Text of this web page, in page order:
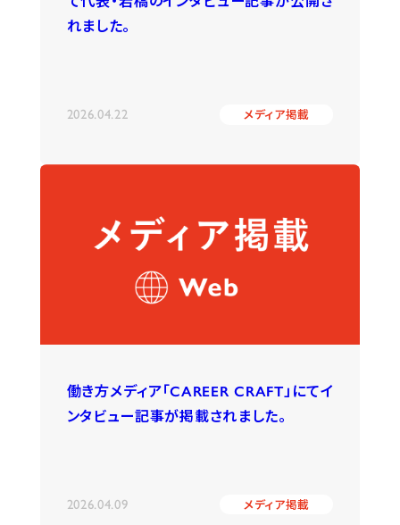
れました。
2026.04.22 メディア掲載
働き方メディア「CAREER CRAFT」にてイ
ンタビュー記事が掲載されました。
2026.04.09 メディア掲載